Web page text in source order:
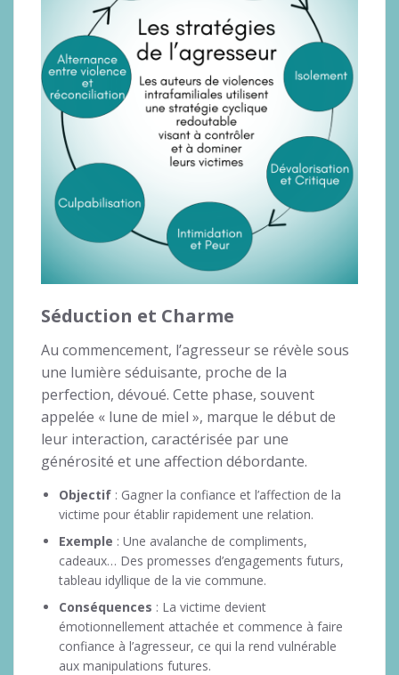
Séduction et Charme
Au commencement, l’agresseur se révèle sous
une lumière séduisante, proche de la
perfection, dévoué. Cette phase, souvent
appelée « lune de miel », marque le début de
leur interaction, caractérisée par une
générosité et une affection débordante.
Objectif : Gagner la confiance et l’affection de la
victime pour établir rapidement une relation.
Exemple : Une avalanche de compliments,
cadeaux… Des promesses d’engagements futurs,
tableau idyllique de la vie commune.
Conséquences : La victime devient
émotionnellement attachée et commence à faire
confiance à l’agresseur, ce qui la rend vulnérable
aux manipulations futures.